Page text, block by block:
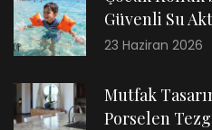
Güvenli Su
23 Haziran 2026
Mutfak
Porselen